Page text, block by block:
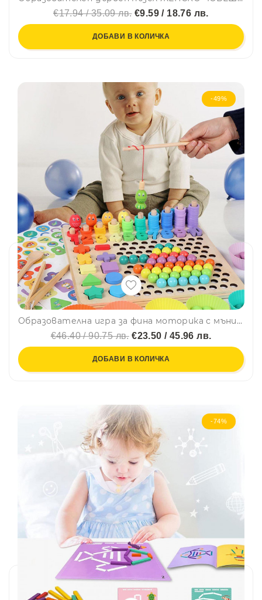
€17.94 / 35.09 лв.€9.59 / 18.76 лв.
ДОБАВИ В КОЛИЧКА
-49%
Образователна игра за фина моторика с мъниста, рибки, цифри и геометрични фигурки МОНТЕСОРИ OY-05, BF23
€46.40 / 90.75 лв.€23.50 / 45.96 лв.
ДОБАВИ В КОЛИЧКА
-74%